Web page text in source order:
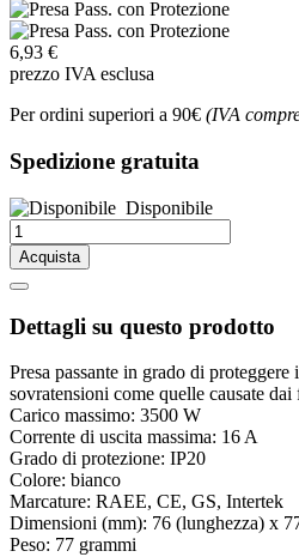
6,93 €
prezzo IVA esclusa
Per ordini superiori a 90€ (IVA
Spedizione gratuita
Disponibile
Acquista
Dettagli su questo prodotto
Presa passante in grado di
sovratensioni come quelle causate
Carico massimo: 3500 W
Corrente di uscita massima: 16 A
Grado di protezione: IP20
Colore: bianco
Marcature: RAEE, CE, GS, Intertek
Dimensioni (mm): 76 (lunghezza) x
Peso: 77 grammi